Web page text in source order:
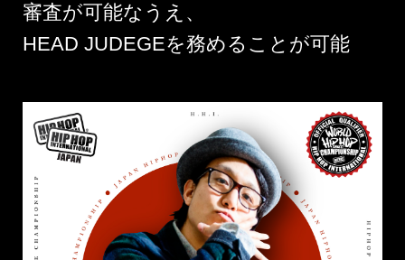
審査が可能なうえ、
HEAD JUDEGEを務めることが可能